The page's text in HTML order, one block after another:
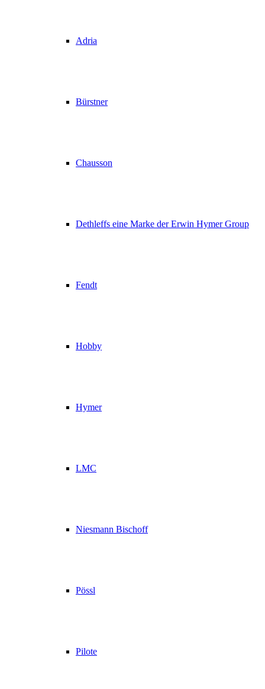
Adria
Bürstner
Chausson
Dethleffs eine Marke der Erwin Hymer Group
Fendt
Hobby
Hymer
LMC
Niesmann Bischoff
Pössl
Pilote